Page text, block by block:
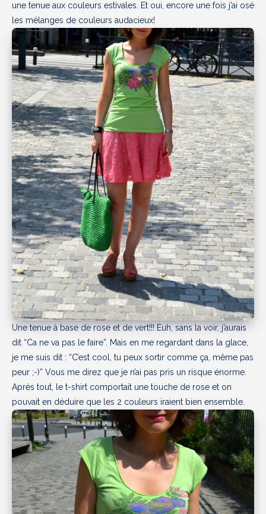
une tenue aux couleurs estivales. Et oui, encore une fois j’ai osé
les mélanges de couleurs audacieux!
Une tenue à base de rose et de vert!!! Euh, sans la voir, j’aurais
dit “Ca ne va pas le faire”. Mais en me regardant dans la glace,
je me suis dit : “C’est cool, tu peux sortir comme ça, même pas
peur ;-)” Vous me direz que je n’ai pas pris un risque énorme.
Après tout, le t-shirt comportait une touche de rose et on
pouvait en déduire que les 2 couleurs iraient bien ensemble.